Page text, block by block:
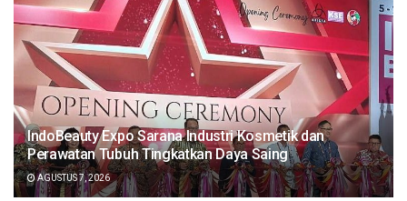
IndoBeauty Expo Sarana Industri Kosmetik dan
Perawatan Tubuh Tingkatkan Daya Saing
AGUSTUS 7, 2026